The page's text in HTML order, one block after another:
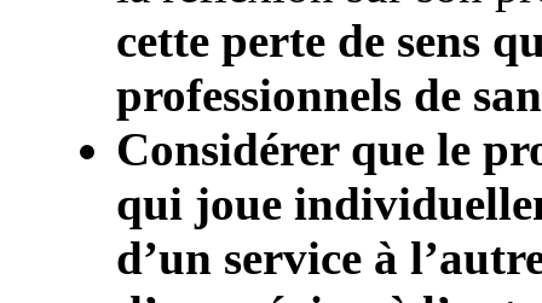
cette perte de sens
professionnels de
Considérer que le
qui joue
d’un service à